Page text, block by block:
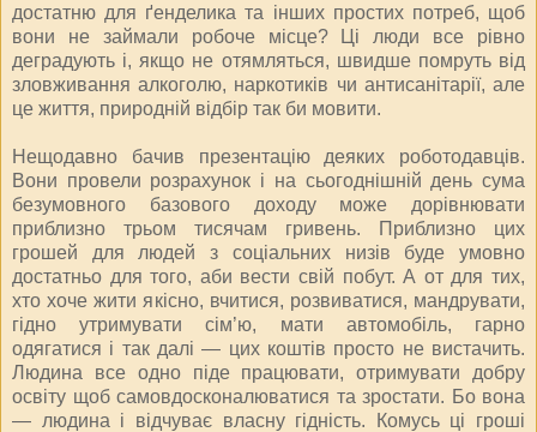
достатню для ґенделика та інших простих потреб, щоб
вони не займали робоче місце? Ці люди все рівно
деградують і, якщо не отямляться, швидше помруть від
зловживання алкоголю, наркотиків чи антисанітарії, але
це життя, природній відбір так би мовити.
Нещодавно бачив презентацію деяких роботодавців.
Вони провели розрахунок і на сьогоднішній день сума
безумовного базового доходу може дорівнювати
приблизно трьом тисячам гривень. Приблизно цих
грошей для людей з соціальних низів буде умовно
достатньо для того, аби вести свій побут. А от для тих,
хто хоче жити якісно, вчитися, розвиватися, мандрувати,
гідно утримувати сім’ю, мати автомобіль, гарно
одягатися і так далі — цих коштів просто не вистачить.
Людина все одно піде працювати, отримувати добру
освіту щоб самовдосконалюватися та зростати. Бо вона
— людина і відчуває власну гідність. Комусь ці гроші